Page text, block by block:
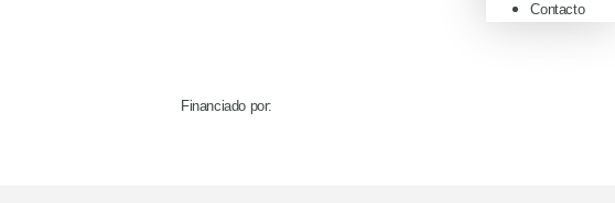
Contacto
Financiado por: